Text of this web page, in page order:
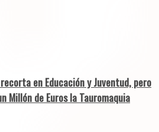
en Educación y Juventud, pero
Millón de Euros la Tauromaquia